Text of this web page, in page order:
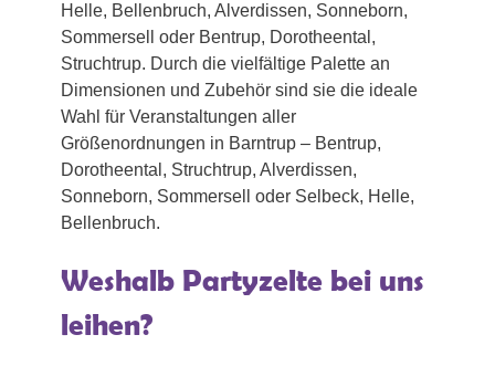
Helle, Bellenbruch, Alverdissen, Sonneborn,
Sommersell oder Bentrup, Dorotheental,
Struchtrup. Durch die vielfältige Palette an
Dimensionen und Zubehör sind sie die ideale
Wahl für Veranstaltungen aller
Größenordnungen in Barntrup – Bentrup,
Dorotheental, Struchtrup, Alverdissen,
Sonneborn, Sommersell oder Selbeck, Helle,
Bellenbruch.
Weshalb Partyzelte bei uns
leihen?